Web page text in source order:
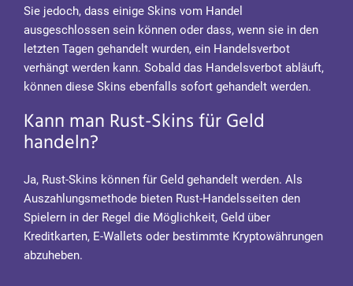
Sie jedoch, dass einige Skins vom Handel
ausgeschlossen sein können oder dass, wenn sie in den
letzten Tagen gehandelt wurden, ein Handelsverbot
verhängt werden kann. Sobald das Handelsverbot abläuft,
können diese Skins ebenfalls sofort gehandelt werden.
Kann man Rust-Skins für Geld
handeln?
Ja, Rust-Skins können für Geld gehandelt werden. Als
Auszahlungsmethode bieten Rust-Handelsseiten den
Spielern in der Regel die Möglichkeit, Geld über
Kreditkarten, E-Wallets oder bestimmte Kryptowährungen
abzuheben.